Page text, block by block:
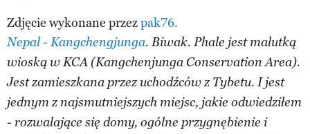
Zdjęcie wykonane przezpak76.
Nepal - Kangchengjunga. Biwak. Phale jest malutką
wioską w KCA (Kangchenjunga Conservation Area).
Jest zamieszkana przez uchodźców z Tybetu. I jest
jednym z najsmutniejszych miejsc, jakie odwiedziłem
- rozwalające się domy, ogólne przygnębienie i